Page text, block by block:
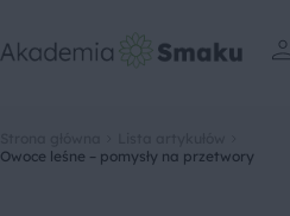
Owoce leśne – pomysły na przetwory